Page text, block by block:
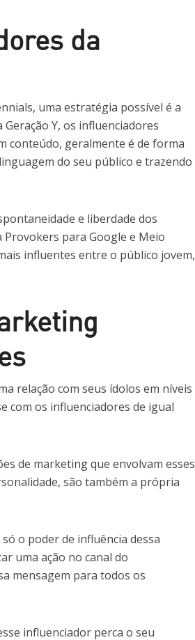
da
uma estratégia possível é a
Y, os influenciadores
conteúdo, geralmente é de forma
do seu público e trazendo
e liberdade dos
Provokers para Google e Meio
influentes entre o público jovem,
relação com seus ídolos em níveis
com os influenciadores de igual
de marketing que envolvam esses
são também a própria
o poder de influência dessa
uma ação no canal do
mensagem para todos os
influenciador perca o seu